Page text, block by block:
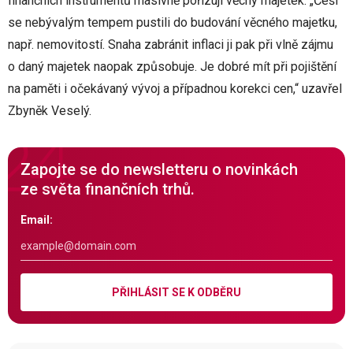
se nebývalým tempem pustili do budování věcného majetku,
např. nemovitostí. Snaha zabránit inflaci ji pak při vlně zájmu
o daný majetek naopak způsobuje. Je dobré mít při pojištění
na paměti i očekávaný vývoj a případnou korekci cen,“ uzavřel
Zbyněk Veselý.
Zapojte se do newsletteru o novinkách
ze světa finančních trhů.
Email:
PŘIHLÁSIT SE K ODBĚRU